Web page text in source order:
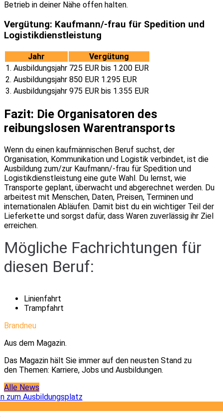
Betrieb in deiner Nähe offen halten.
Vergütung: Kaufmann/-frau für Spedition und
Logistikdienstleistung
Jahr
Vergütung
1. Ausbildungsjahr 725 EUR bis 1.200 EUR
2. Ausbildungsjahr 850 EUR 1.295 EUR
3. Ausbildungsjahr 975 EUR bis 1.355 EUR
Fazit: Die Organisatoren des
reibungslosen Warentransports
Wenn du einen kaufmännischen Beruf suchst, der
Organisation, Kommunikation und Logistik verbindet, ist die
Ausbildung zum/zur Kaufmann/-frau für Spedition und
Logistikdienstleistung eine gute Wahl. Du lernst, wie
Transporte geplant, überwacht und abgerechnet werden. Du
arbeitest mit Menschen, Daten, Preisen, Terminen und
internationalen Abläufen. Damit bist du ein wichtiger Teil der
Lieferkette und sorgst dafür, dass Waren zuverlässig ihr Ziel
erreichen.
Mögliche Fachrichtungen für
diesen Beruf:
Linienfahrt
Trampfahrt
Brandneu
Aus dem Magazin.
Das Magazin hält Sie immer auf den neusten Stand zu
den Themen: Karriere, Jobs und Ausbildungen.
Alle News